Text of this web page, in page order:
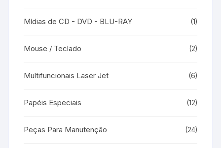
Mídias de CD - DVD - BLU-RAY (1)
Mouse / Teclado (2)
Multifuncionais Laser Jet (6)
Papéis Especiais (12)
Peças Para Manutenção (24)